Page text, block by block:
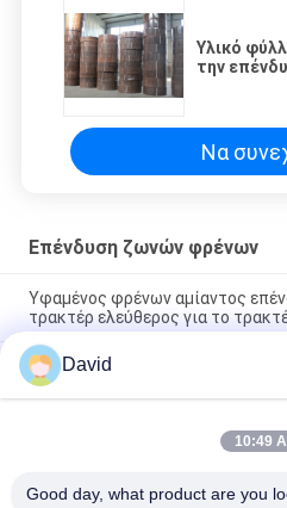
Υλικό
την
γερανό
Να
Επένδυση ζωνών φρένων
Υφαμένος φρένων αμίαντος
τρακτέρ ελεύθερος για το
Το λάστιχο βάσισε τον
φρένων ζωνών φορμαρισμένο
Φορμαρισμένη ζώνη φρένων που
εύκαμπτες φορμαρισμένες
David
10:49
Good day, what product are you